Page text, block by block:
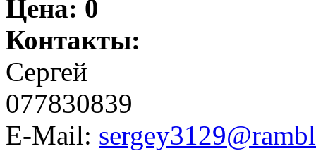
Цена: 0
Контакты:
Сергей
077830839
E-Mail: